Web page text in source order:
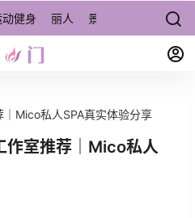
动健身 丽人 景点/周边游 宠物
Mico私人SPA真实体验分享
作室推荐｜Mico私人